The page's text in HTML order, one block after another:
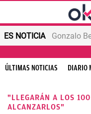
ES NOTICIA Gonzalo
ÚLTIMAS NOTICIAS DIARIO
"LLEGARÁN A LOS
ALCANZARLOS"